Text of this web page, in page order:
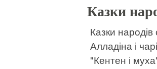
Казки
Казки
Алладіна і
"Кентен і